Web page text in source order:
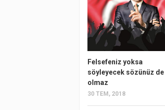
Felsefeniz yoksa
söyleyecek sözünüz de
olmaz
30 TEM, 2018